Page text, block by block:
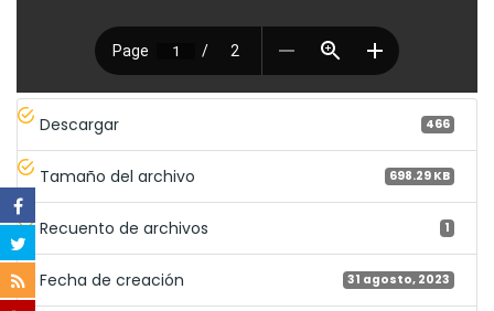
Descargar 466
Tamaño del archivo 698.29 KB
Recuento de archivos 1
Fecha de creación 31 agosto, 2023